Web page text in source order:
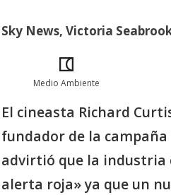
Sky News, Victoria
Medio Ambiente
El cineasta Richard
fundador de la
advirtió que la industria
alerta roja» ya que un